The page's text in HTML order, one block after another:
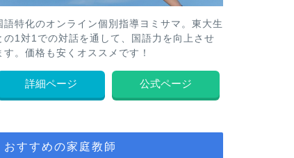
語特化のオンライン個別指導ヨミサマ。東大生
の1対1での対話を通して、国語力を向上させ
す。価格も安くオススメです！
詳細ページ 公式ページ
おすすめの家庭教師